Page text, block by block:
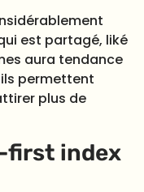
est partagé, liké
aura tendance
ils permettent
plus de
first index